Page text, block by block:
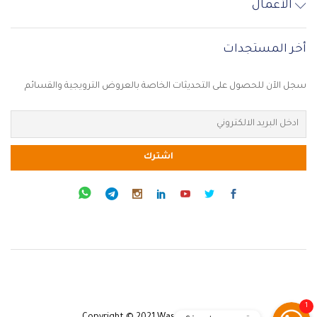
الأعمال
أخر المستجدات
سجل الآن للحصول على التحديثات الخاصة بالعروض الترويجية والقسائم
1